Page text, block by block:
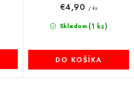
Skladom (1 ks)
€4,90 / ks
DO KOŠÍKA